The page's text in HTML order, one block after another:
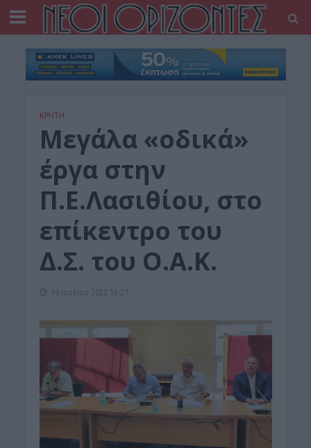
ΚΡΗΤΗ
Μεγάλα «οδικά»
έργα στην
Π.Ε.Λασιθίου, στο
επίκεντρο του
Δ.Σ. του Ο.Α.Κ.
18 Ιουλίου 2022 16:27